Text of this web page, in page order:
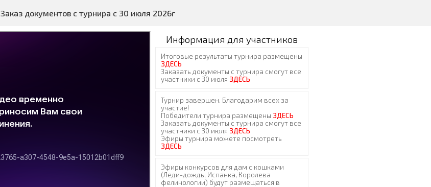
Заказ документов с турнира с 30 июля 2026г
Информация для участников